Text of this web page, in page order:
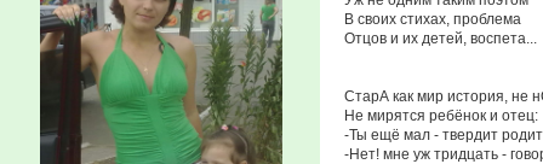
В своих стихах, проблема
Отцов и их детей, воспета...
СтарА как мир история, не
Не мирятся ребёнок и отец:
-Ты ещё мал - твердит
-Нет! мне уж тридцать -